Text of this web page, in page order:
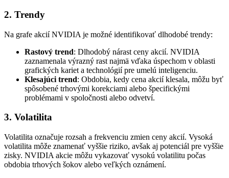
2. Trendy
Na grafe akcií NVIDIA je možné identifikovať dlhodobé trendy:
Rastový trend: Dlhodobý nárast ceny akcií. NVIDIA
zaznamenala výrazný rast najmä vďaka úspechom v oblasti
grafických kariet a technológií pre umelú inteligenciu.
Klesajúci trend: Obdobia, kedy cena akcií klesala, môžu byť
spôsobené trhovými korekciami alebo špecifickými
problémami v spoločnosti alebo odvetví.
3. Volatilita
Volatilita označuje rozsah a frekvenciu zmien ceny akcií. Vysoká
volatilita môže znamenať vyššie riziko, avšak aj potenciál pre vyššie
zisky. NVIDIA akcie môžu vykazovať vysokú volatilitu počas
obdobia trhových šokov alebo veľkých oznámení.